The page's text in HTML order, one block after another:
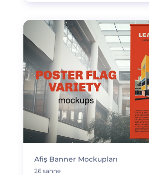
Afiş Banner Mockupları
26 sahne